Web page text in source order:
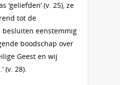
‘geliefden’ (v. 25), ze
tot de
besluiten eenstemmig
boodschap over
Geest en wij
(v. 28).